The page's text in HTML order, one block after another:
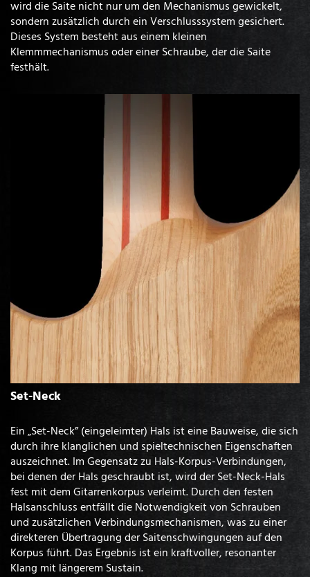
wird die Saite nicht nur um den Mechanismus gewickelt,
sondern zusätzlich durch ein Verschlusssystem gesichert.
Dieses System besteht aus einem kleinen
Klemmmechanismus oder einer Schraube, der die Saite
festhält.
Set-Neck
Ein „Set-Neck” (eingeleimter) Hals ist eine Bauweise, die sich
durch ihre klanglichen und spieltechnischen Eigenschaften
auszeichnet. Im Gegensatz zu Hals-Korpus-Verbindungen,
bei denen der Hals geschraubt ist, wird der Set-Neck-Hals
fest mit dem Gitarrenkorpus verleimt. Durch den festen
Halsanschluss entfällt die Notwendigkeit von Schrauben
und zusätzlichen Verbindungsmechanismen, was zu einer
direkteren Übertragung der Saitenschwingungen auf den
Korpus führt. Das Ergebnis ist ein kraftvoller, resonanter
Klang mit längerem Sustain.